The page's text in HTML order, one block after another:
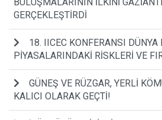
GERÇEKLEŞTİRDİ
18. IICEC KONFERANSI DÜNYA
PİYASALARINDAKİ RİSKLERİ VE
GÜNEŞ VE RÜZGAR, YERLİ
KALICI OLARAK GEÇTİ!